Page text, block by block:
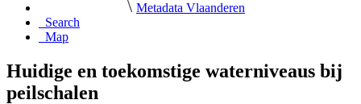
Metadata Vlaanderen
Search
Map
Huidige en toekomstige waterniveaus bij
peilschalen